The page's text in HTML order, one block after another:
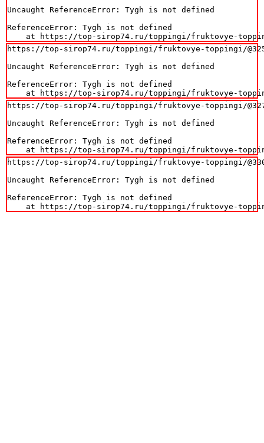
Uncaught ReferenceError: Tygh is not defined
ReferenceError: Tygh is not defined
at https://top-sirop74.ru/toppingi/fruktovye-
https://top-sirop74.ru/toppingi/fruktovye-toppingi/
Uncaught ReferenceError: Tygh is not defined
ReferenceError: Tygh is not defined
at https://top-sirop74.ru/toppingi/fruktovye-
https://top-sirop74.ru/toppingi/fruktovye-toppingi/
Uncaught ReferenceError: Tygh is not defined
ReferenceError: Tygh is not defined
at https://top-sirop74.ru/toppingi/fruktovye-
https://top-sirop74.ru/toppingi/fruktovye-toppingi/
Uncaught ReferenceError: Tygh is not defined
ReferenceError: Tygh is not defined
at https://top-sirop74.ru/toppingi/fruktovye-